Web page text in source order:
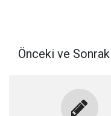
Önceki ve